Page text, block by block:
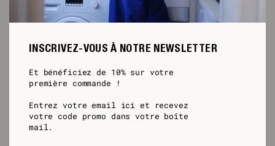
INSCRIVEZ-VOUS À NOTRE NEWSLETTER
Et bénéficiez de 10% sur votre
première commande !
Entrez votre email ici et recevez
votre code promo dans votre boîte
mail.